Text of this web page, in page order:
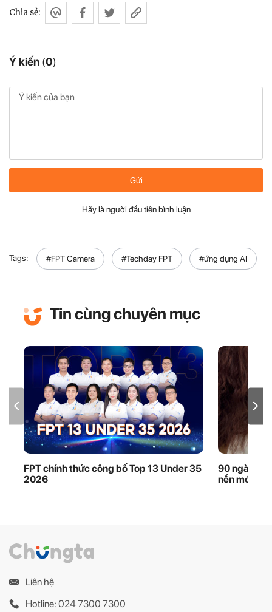
Ý kiến (0)
Chia sẻ:
Gửi
Hãy là người đầu tiên bình luận
Tags: #FPT Camera #Techday FPT #ứng dụng AI
Tin cùng chuyên mục
FPT chính thức công bố Top 13 Under 35
2026
90 ngày
nền móng
Liên hệ
Hotline: 024 7300 7300